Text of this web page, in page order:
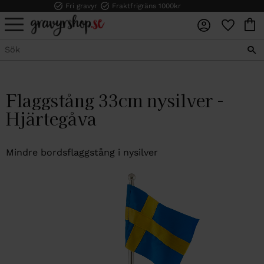
Meny
Fri gravyr Fraktfrigräns 1000kr
Flaggstång 33cm nysilver -
Hjärtegåva
Mindre bordsflaggstång i nysilver